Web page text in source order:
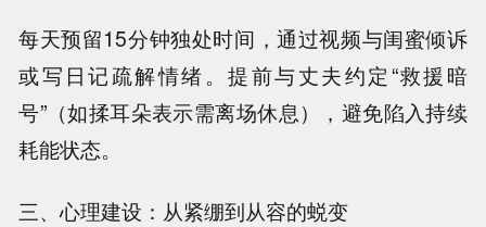
每天预留15分钟独处时间，通过视频与闺蜜倾诉
或写日记疏解情绪。提前与丈夫约定“救援暗
号”（如揉耳朵表示需离场休息），避免陷入持续
耗能状态。
三、心理建设：从紧绷到从容的蜕变